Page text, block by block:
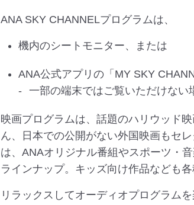
ANA SKY CHANNELプログラムは、
機内のシートモニター、または
ANA公式アプリの「MY SKY
一部の端末ではご覧いただけない
映画プログラムは、話題のハリウッド
ん、日本での公開がない外国映画もセ
は、ANAオリジナル番組やスポーツ・
ラインナップ。キッズ向け作品なども各
リラックスしてオーディオプログラム